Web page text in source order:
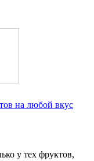
на любой вкус
у тех фруктов,